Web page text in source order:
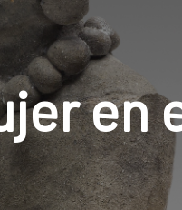
en